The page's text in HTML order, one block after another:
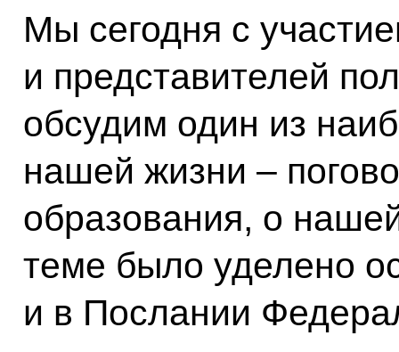
Мы сегодня с
и представителей
обсудим один из
нашей жизни –
образования, о
теме было уделено
и в Послании